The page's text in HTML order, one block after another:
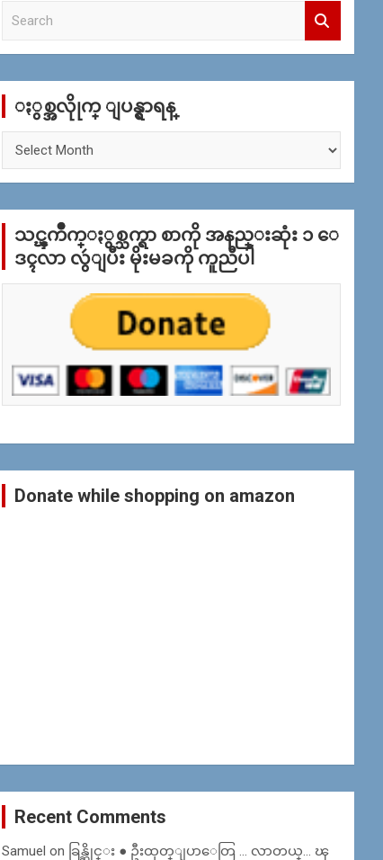
c
ႏွစ္အလိုုက္ ျပန္ရွာရန္
က္
န္
သင္ၾကိဳက္ႏွစ္သက္ရာ စာကို အနည္းဆုံး ၁ ေ
ဒၚလာ လွဴျပီး မိုးမခကို ကူညီပါ
Donate while shopping on amazon
Recent Comments
Samuel on ခြန္ဆိုင္း ● ဦးထုတ္ျပာေတြ … လာတယ္… ၾ